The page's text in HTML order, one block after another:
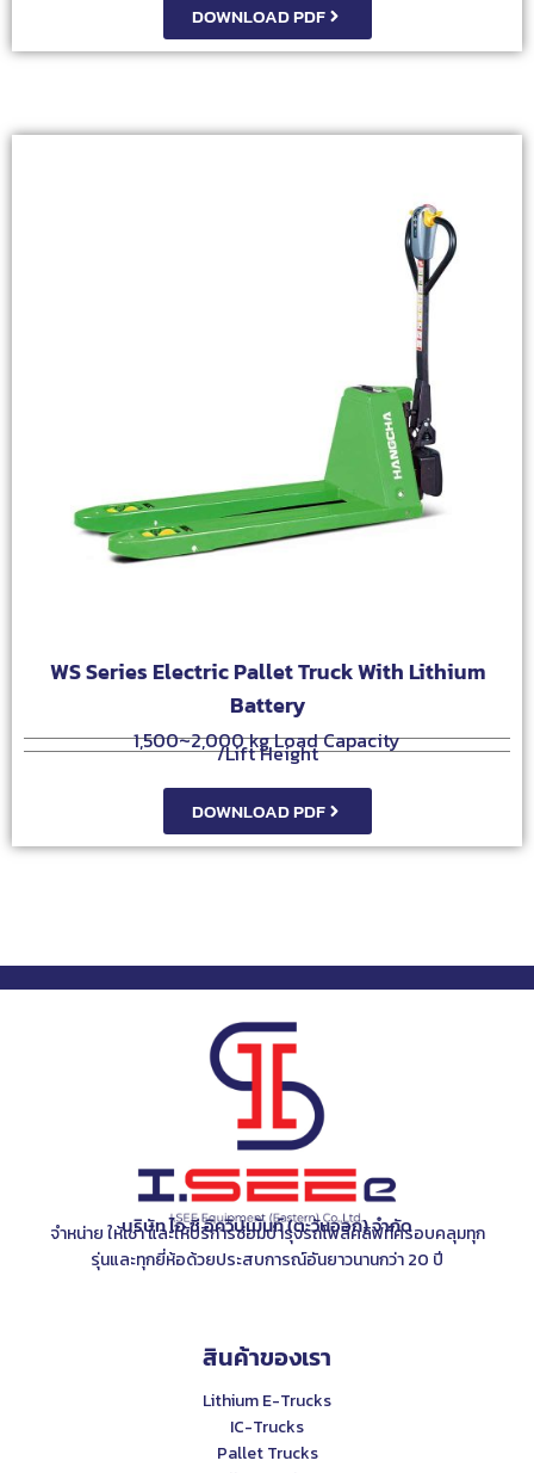
DOWNLOAD PDF
WS Series Electric Pallet Truck With Lithium
Battery
1,500~2,000 kg Load Capacity
/Lift Height
DOWNLOAD PDF
บริษัท ไอ.ซี อิควิปเม้นท์ (ตะวันออก) จำกัด
จำหน่าย ให้เช่า และให้บริการซ่อมบำรุงรถโฟล์คลิฟท์ครอบคลุมทุก
รุ่นและทุกยี่ห้อด้วยประสบการณ์อันยาวนานกว่า 20 ปี
สินค้าของเรา
Lithium E-Trucks
IC-Trucks
Pallet Trucks